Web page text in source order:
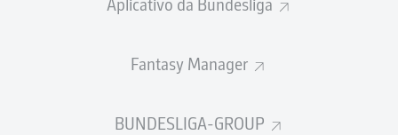
Fantasy Manager
BUNDESLIGA-GROUP